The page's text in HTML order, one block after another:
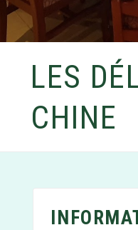
LES
CHINE